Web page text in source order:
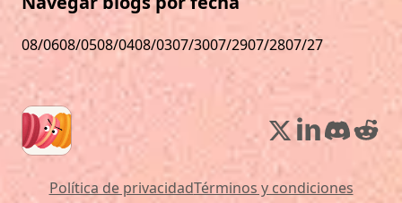
08/0608/0508/0408/0307/3007/2907/2807/27
Política de privacidadTérminos y condiciones